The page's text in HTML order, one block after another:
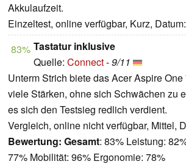
Akkulaufzeit.
Einzeltest, online verfügbar, Kurz,
83% Tastatur inklusive
Quelle: Connect-9/11
Unterm Strich biete das Acer Aspire
viele Stärken, ohne sich Schwächen zu
es sich den Testsieg redlich verdient.
Vergleich, online nicht verfügbar, Mittel,
Bewertung: Gesamt: 83% Leistung:
77% Mobilität: 96% Ergonomie: 78%